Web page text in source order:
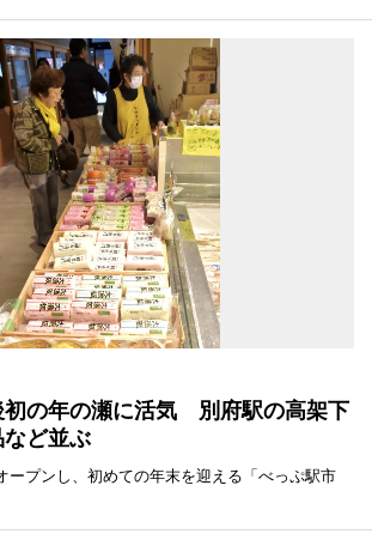
初の年の瀬に活気 別府駅の高架下
ど並ぶ
ープンし、初めての年末を迎える「べっぷ駅市